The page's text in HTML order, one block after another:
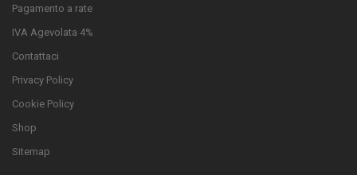
Pagamento a rate
IVA Agevolata 4%
Contattaci
Privacy Policy
Cookie Policy
Shop
Sitemap